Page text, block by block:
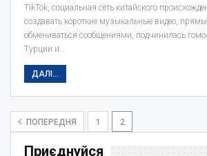
TikTok, социальная сеть китайского
создавать короткие музыкальные видео,
обмениваться сообщениями, подчинилась
Турции и…
ДАЛІ...
ПОПЕРЕДНЯ 1 2
Приєднуйся